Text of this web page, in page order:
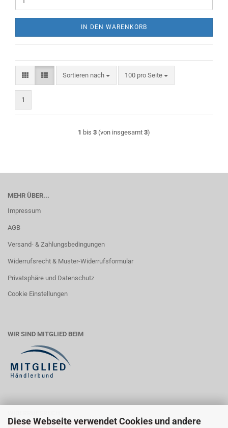
Diese Webseite verwendet Cookies und andere
IN DEN WARENKORB
Sortieren nach
Sortieren nach 100 pro Seite
pro Seite
1
1 bis 3 (von insgesamt 3)
MEHR ÜBER...
Impressum
AGB
Versand- & Zahlungsbedingungen
Widerrufsrecht & Muster-Widerrufsformular
Privatsphäre und Datenschutz
Cookie Einstellungen
WIR SIND MITGLIED BEIM